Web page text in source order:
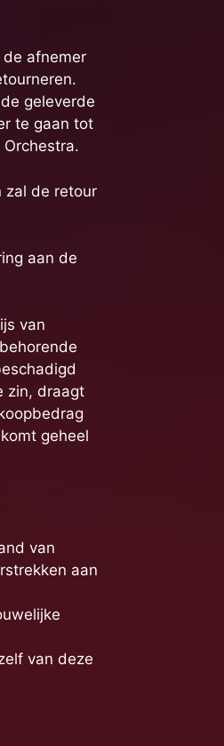
de afnemer
geleverde
te gaan tot
zal de retour
aan de
van
zin, draagt
geheel
van
aan
van deze